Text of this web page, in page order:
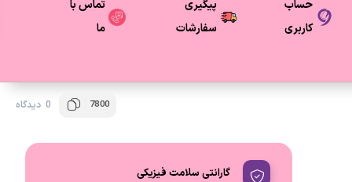
حساب
کاربری
پیگیری
سفارشات
تماس با
ما
7800 0 دیدگاه
گارانتی سلامت فیزیکی